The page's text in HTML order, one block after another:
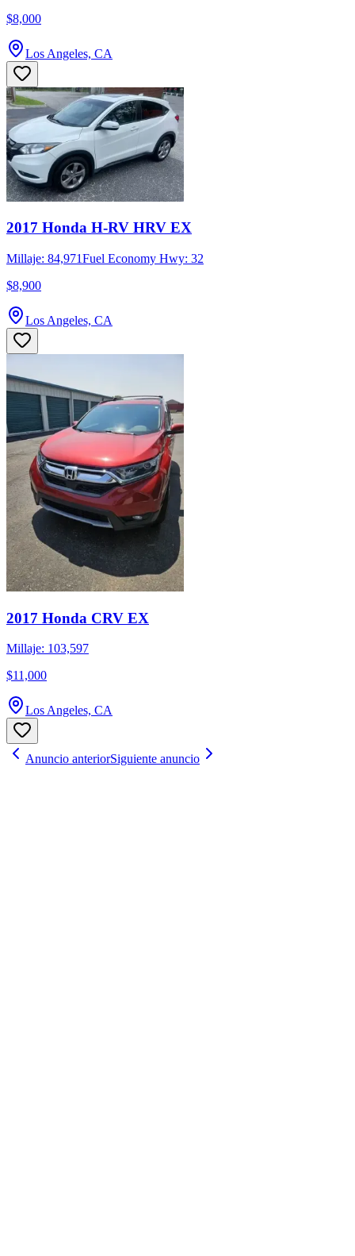
$8,000
Los Angeles, CA
2017 Honda H-RV HRV EX
Millaje: 84,971Fuel Economy Hwy: 32
$8,900
Los Angeles, CA
2017 Honda CRV EX
Millaje: 103,597
$11,000
Los Angeles, CA
Anuncio anteriorSiguiente anuncio